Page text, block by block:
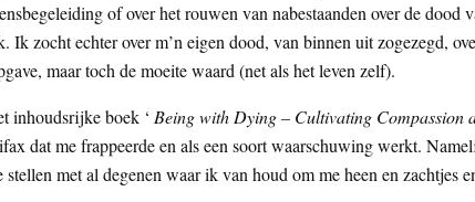
of over het rouwen van nabestaanden over de dood
Ik zocht echter over m’n eigen dood, van binnen uit zogezegd,
maar toch de moeite waard (net als het leven zelf).
inhoudsrijke boek ‘ Being with Dying – Cultivating Compassion
dat me frappeerde en als een soort waarschuwing werkt.
stellen met al degenen waar ik van houd om me heen en zachtjes